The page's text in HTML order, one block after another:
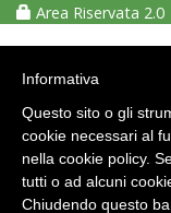
Area Riservata 2.0
Informativa
Questo sito o gli
cookie necessari al
nella cookie policy.
tutti o ad alcuni
Chiudendo questo